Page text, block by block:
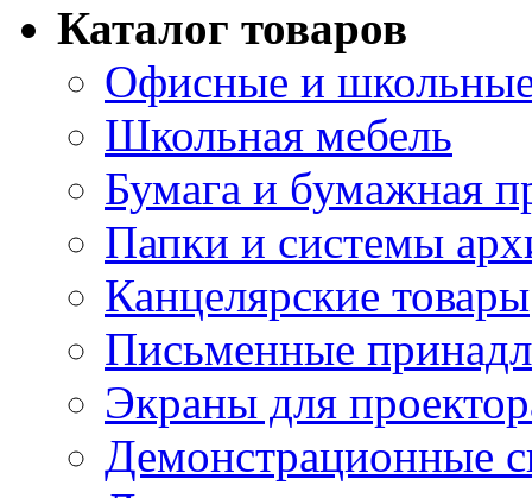
Каталог товаров
Офисные и
Школьная мебель
Бумага и бумажная
Папки и системы
Канцелярские товары
Письменные
Экраны для
Демонстрационные